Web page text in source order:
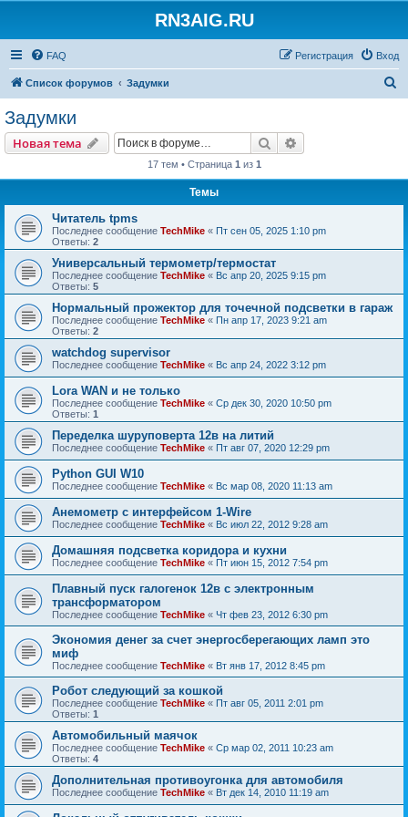
RN3AIG.RU
FAQ Вход
Регистрация
Список форумов Задумки
Задумки
Новая тема Поиск
17 тем • Страница 1 из 1
Темы
Читатель tpms
Последнее сообщение TechMike « Пт сен 05, 2025 1:10 pm
Ответы: 2
Универсальный термометр/термостат
Последнее сообщение TechMike « Вс апр 20, 2025 9:15 pm
Ответы: 5
Нормальный прожектор для точечной подсветки в гараж
Последнее сообщение TechMike « Пн апр 17, 2023 9:21 am
Ответы: 2
watchdog supervisor
Последнее сообщение TechMike « Вс апр 24, 2022 3:12 pm
Lora WAN и не только
Последнее сообщение TechMike « Ср дек 30, 2020 10:50 pm
Ответы: 1
Переделка шуруповерта 12в на литий
Последнее сообщение TechMike « Пт авг 07, 2020 12:29 pm
Python GUI W10
Последнее сообщение TechMike « Вс мар 08, 2020 11:13 am
Анемометр с интерфейсом 1-Wire
Последнее сообщение TechMike « Вс июл 22, 2012 9:28 am
Домашняя подсветка коридора и кухни
Последнее сообщение TechMike « Пт июн 15, 2012 7:54 pm
Плавный пуск галогенок 12в с электронным
трансформатором
Последнее сообщение TechMike « Чт фев 23, 2012 6:30 pm
Экономия денег за счет энергосберегающих ламп это
миф
Последнее сообщение TechMike « Вт янв 17, 2012 8:45 pm
Робот следующий за кошкой
Последнее сообщение TechMike « Пт авг 05, 2011 2:01 pm
Ответы: 1
Автомобильный маячок
Последнее сообщение TechMike « Ср мар 02, 2011 10:23 am
Ответы: 4
Дополнительная противоугонка для автомобиля
Последнее сообщение TechMike « Вт дек 14, 2010 11:19 am